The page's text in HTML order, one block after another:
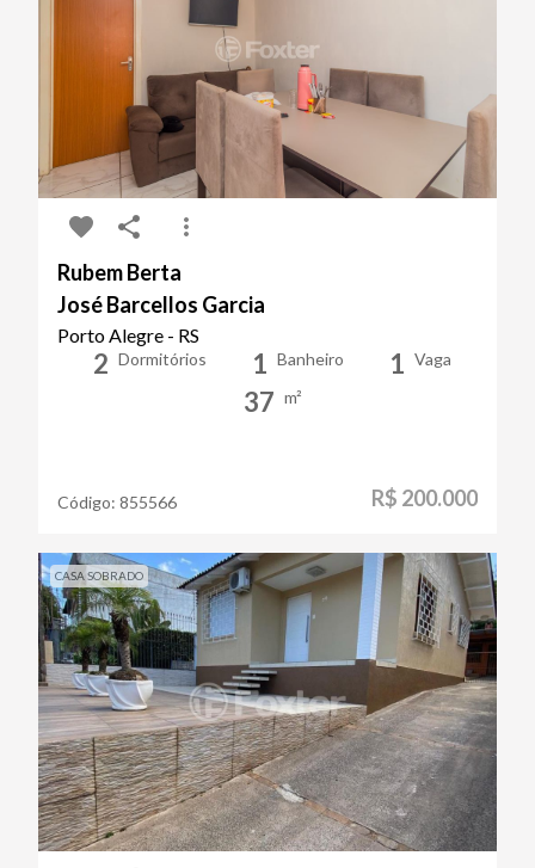
Rubem Berta
José Barcellos Garcia
Porto Alegre - RS
2 Dormitórios 1 Banheiro 1 Vaga
37 m²
Código: 855566 R$ 200.000
CASA SOBRADO